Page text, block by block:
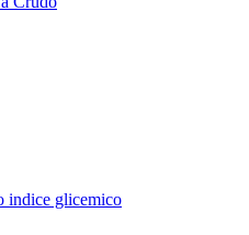
indice glicemico